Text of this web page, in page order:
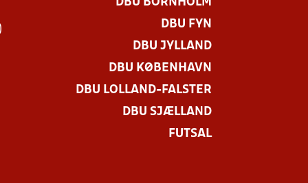
DBU BORNHOLM
DBU FYN
DBU JYLLAND
DBU KØBENHAVN
DBU LOLLAND-FALSTER
DBU SJÆLLAND
FUTSAL